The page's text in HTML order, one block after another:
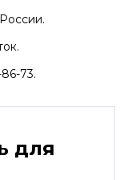
73.
для